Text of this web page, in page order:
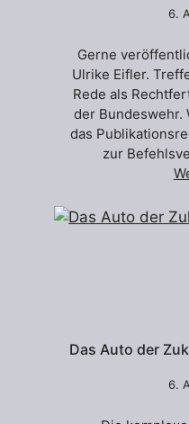
6.
Gerne
Ulrike Eifler.
Rede als
der Bundeswehr.
das
zur
Das Auto der
6.